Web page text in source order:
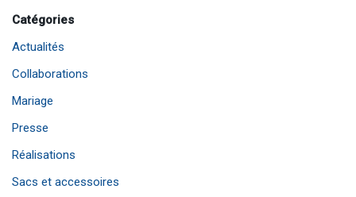
Catégories
Actualités
Collaborations
Mariage
Presse
Réalisations
Sacs et accessoires